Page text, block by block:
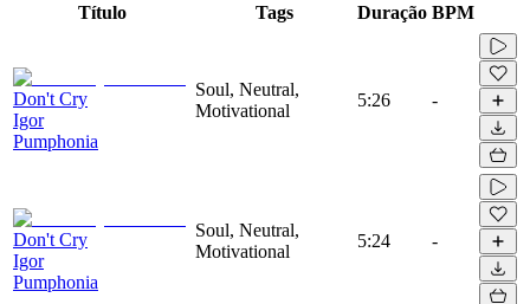
Título Tags Duração BPM
Don't Cry
Igor
Pumphonia
Soul, Neutral,
Motivational
5:26 -
Don't Cry
Igor
Pumphonia
Soul, Neutral,
Motivational
5:24 -